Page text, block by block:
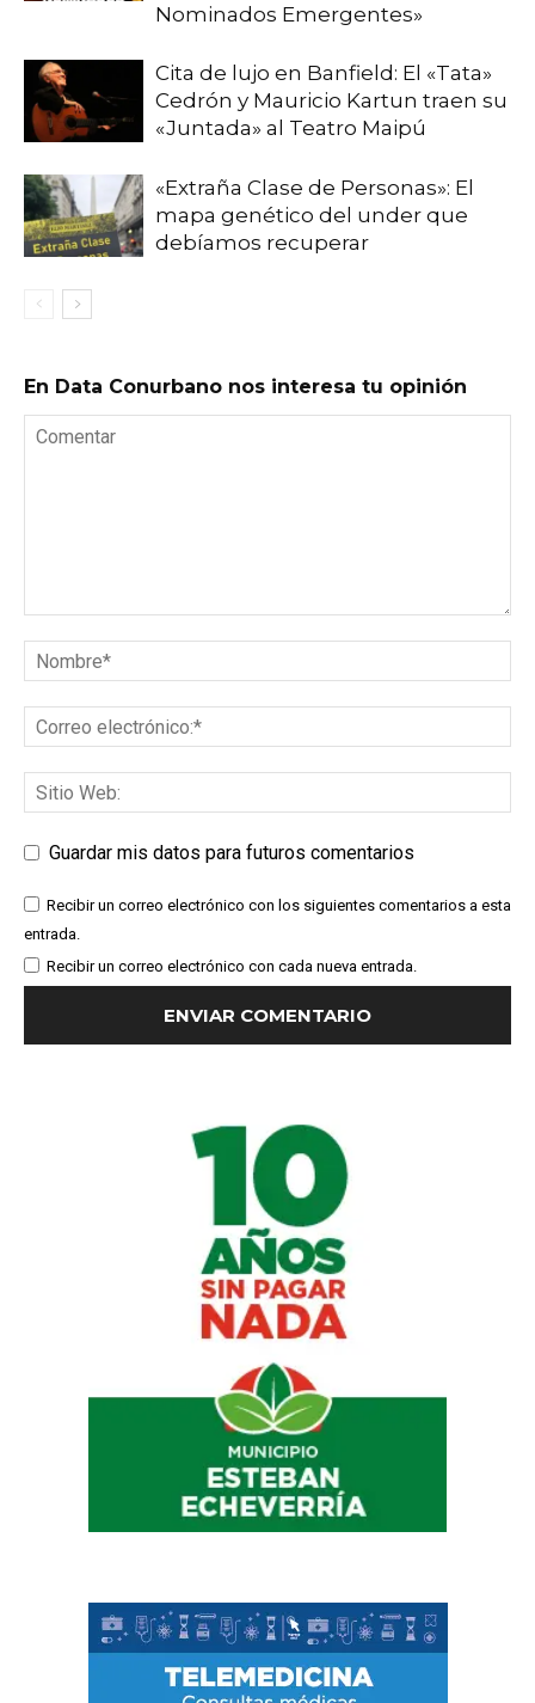
Nominados Emergentes»
Cita de lujo en Banfield: El «Tata»
Cedrón y Mauricio Kartun traen su
«Juntada» al Teatro Maipú
«Extraña Clase de Personas»: El
mapa genético del under que
debíamos recuperar
En Data Conurbano nos interesa tu opinión
Guardar mis datos para futuros comentarios
Recibir un correo electrónico con los siguientes comentarios a esta
entrada.
Recibir un correo electrónico con cada nueva entrada.